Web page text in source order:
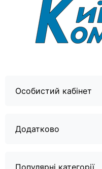
Особистий кабінет
Додатково
Популярні категорії